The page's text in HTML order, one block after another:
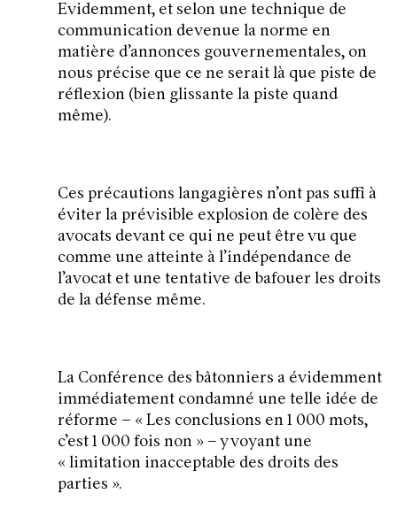
Evidemment, et selon une technique de
communication devenue la norme en
matière d’annonces gouvernementales, on
nous précise que ce ne serait là que piste de
réflexion (bien glissante la piste quand
même).
Ces précautions langagières n’ont pas suffi à
éviter la prévisible explosion de colère des
avocats devant ce qui ne peut être vu que
comme une atteinte à l’indépendance de
l’avocat et une tentative de bafouer les droits
de la défense même.
La Conférence des bâtonniers a évidemment
immédiatement condamné une telle idée de
réforme – «Les conclusions en 1 000 mots,
c’est 1 000 fois non » – y voyant une
«limitation inacceptable des droits des
parties ».